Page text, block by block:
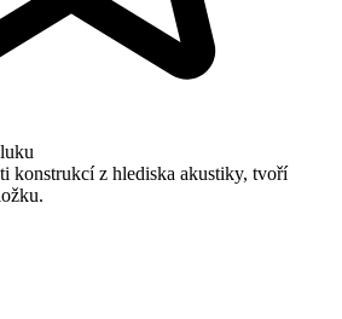
konstrukcí z hlediska akustiky, tvoří